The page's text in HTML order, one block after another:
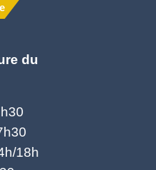
du
18h